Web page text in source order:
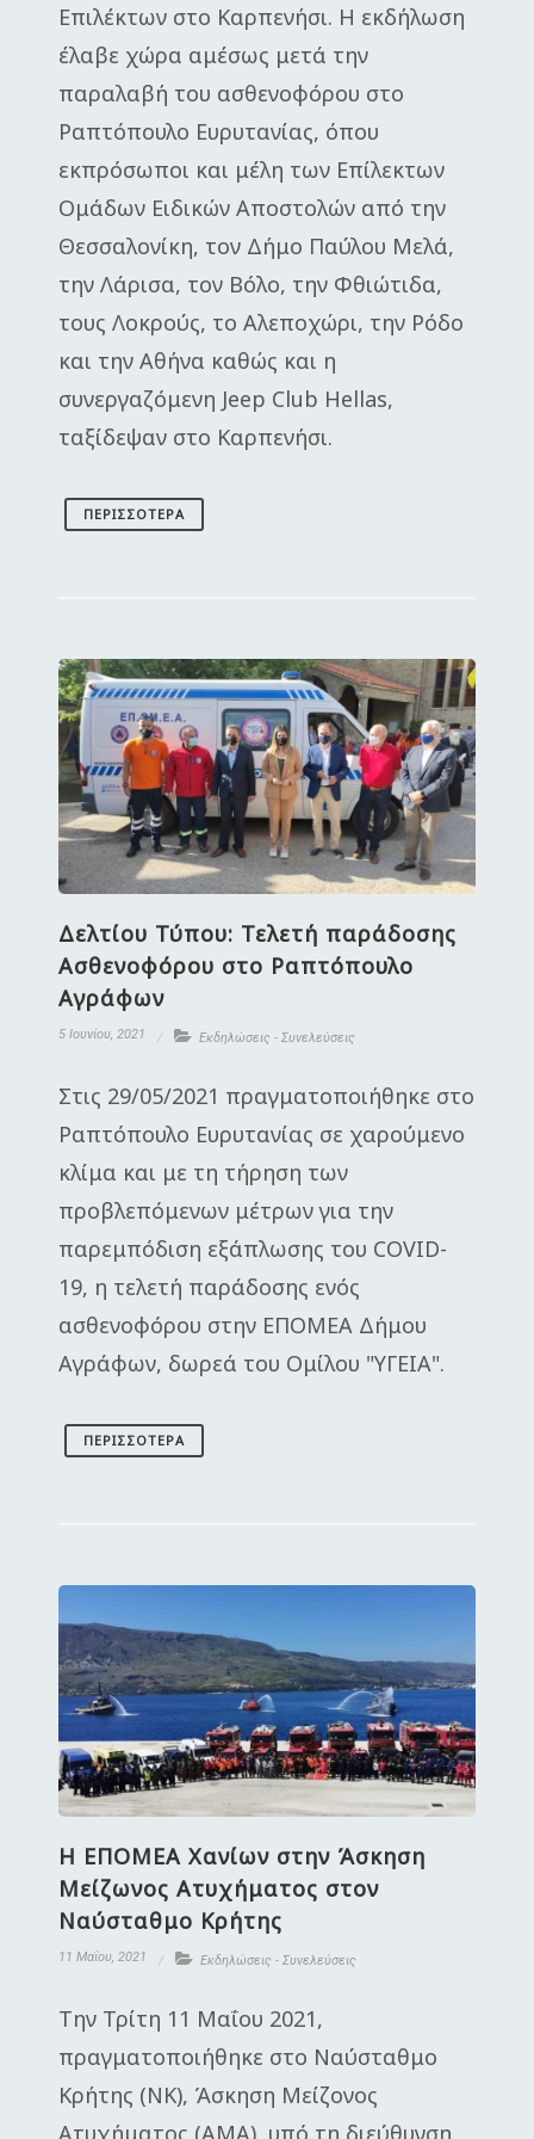
Επιλέκτων στο Καρπενήσι. Η εκδήλωση
έλαβε χώρα αμέσως μετά την
παραλαβή του ασθενοφόρου στο
Ραπτόπουλο Ευρυτανίας, όπου
εκπρόσωποι και μέλη των Επίλεκτων
Ομάδων Ειδικών Αποστολών από την
Θεσσαλονίκη, τον Δήμο Παύλου Μελά,
την Λάρισα, τον Βόλο, την Φθιώτιδα,
τους Λοκρούς, το Αλεποχώρι, την Ρόδο
και την Αθήνα καθώς και η
συνεργαζόμενη Jeep Club Hellas,
ταξίδεψαν στο Καρπενήσι.
ΠΕΡΙΣΣΌΤΕΡΑ
Δελτίου Τύπου: Τελετή παράδοσης
Ασθενοφόρου στο Ραπτόπουλο
Αγράφων
5 Ιουνίου, 2021 Εκδηλώσεις - Συνελεύσεις
Στις 29/05/2021 πραγματοποιήθηκε στο
Ραπτόπουλο Ευρυτανίας σε χαρούμενο
κλίμα και με τη τήρηση των
προβλεπόμενων μέτρων για την
παρεμπόδιση εξάπλωσης του COVID-
19, η τελετή παράδοσης ενός
ασθενοφόρου στην ΕΠΟΜΕΑ Δήμου
Αγράφων, δωρεά του Ομίλου "ΥΓΕΙΑ".
ΠΕΡΙΣΣΌΤΕΡΑ
Η ΕΠΟΜΕΑ Χανίων στην Άσκηση
Μείζωνος Ατυχήματος στον
Ναύσταθμο Κρήτης
11 Μαΐου, 2021 Εκδηλώσεις - Συνελεύσεις
Την Τρίτη 11 Μαΐου 2021,
πραγματοποιήθηκε στο Ναύσταθμο
Κρήτης (ΝΚ), Άσκηση Μείζονος
Ατυχήματος (ΑΜΑ), υπό τη διεύθυνση